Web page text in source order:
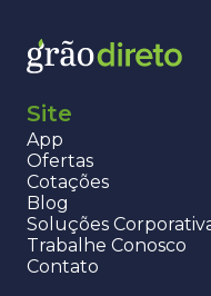
Site
App
Ofertas
Cotações
Blog
Soluções
Trabalhe Conosco
Contato